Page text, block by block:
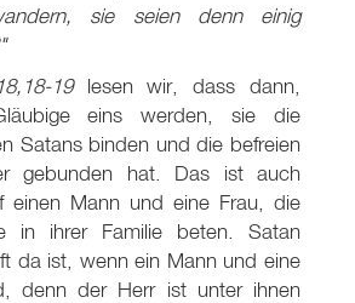
sie seien denn einig
19 lesen wir, dass dann,
eins werden, sie die
Satans binden und die befreien
gebunden hat. Das ist auch
einen Mann und eine Frau, die
in ihrer Familie beten. Satan
da ist, wenn ein Mann und eine
denn der Herr ist unter ihnen